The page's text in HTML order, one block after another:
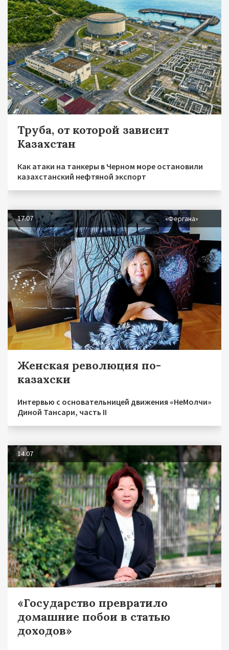
Труба, от которой зависит
Казахстан
Как атаки на танкеры в Черном море остановили
казахстанский нефтяной экспорт
17.07 «Фергана»
Женская революция по-
казахски
Интервью с основательницей движения «НеМолчи»
Диной Тансари, часть II
14.07
«Государство превратило
домашние побои в статью
доходов»